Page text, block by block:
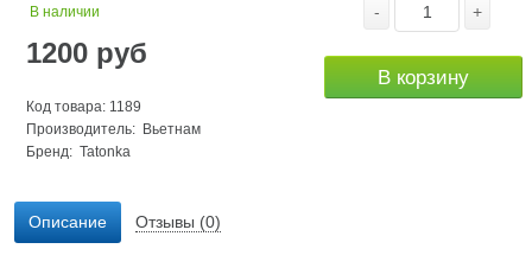
В наличии
1200 руб
Код товара: 1189
Производитель: Вьетнам
Бренд: Tatonka
- +
В корзину
Описание Отзывы (0)